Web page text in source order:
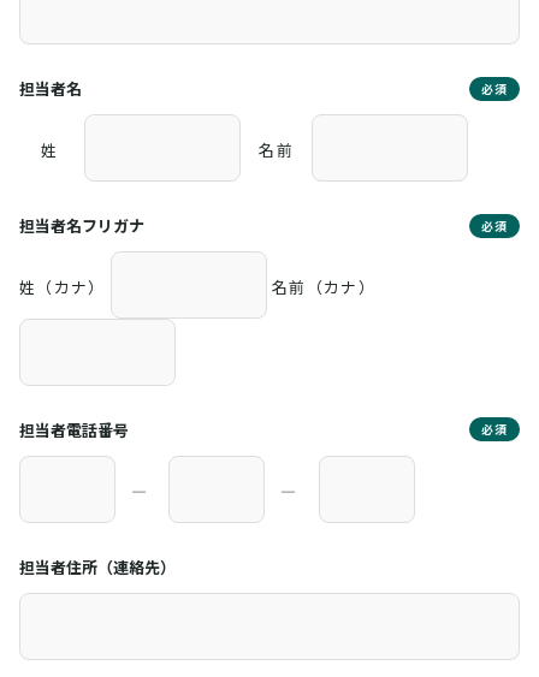
担当者名 必須
姓 名前
担当者名フリガナ 必須
姓（カナ） 名前（カナ）
担当者電話番号 必須
― ―
担当者住所（連絡先）